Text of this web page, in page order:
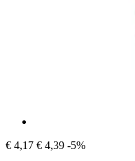
€ 4,17 € 4,39 -5%